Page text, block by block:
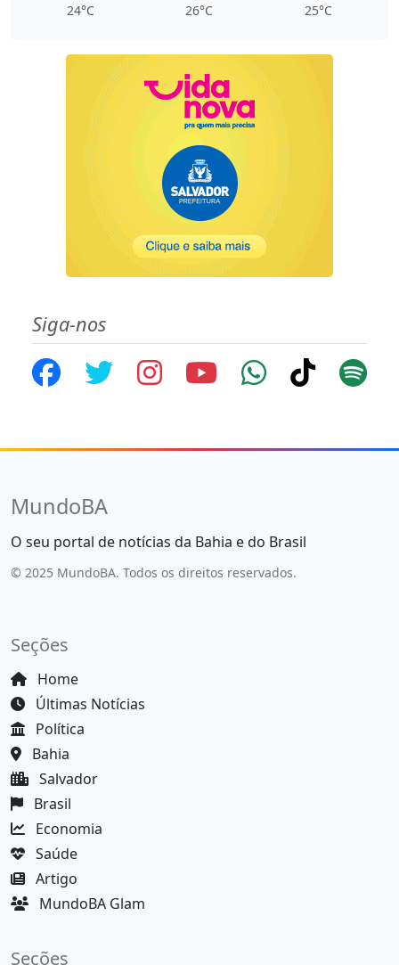
24°C 26°C 25°C
Siga-nos
MundoBA
O seu portal de notícias da Bahia e do Brasil
© 2025 MundoBA. Todos os direitos reservados.
Seções
Home
Últimas Notícias
Política
Bahia
Salvador
Brasil
Economia
Saúde
Artigo
MundoBA Glam
Seções